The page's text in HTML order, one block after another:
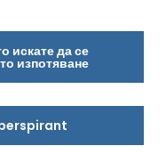
искате да се
изпотяване